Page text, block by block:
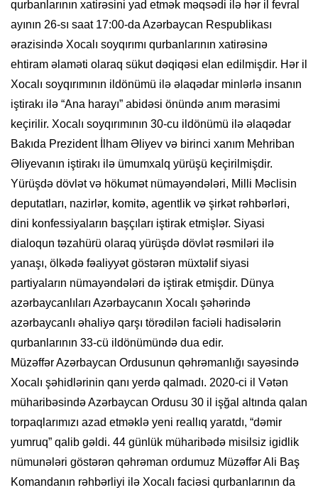
qurbanlarının xatirəsini yad etmək məqsədi ilə hər il fevral
ayının 26-sı saat 17:00-da Azərbaycan Respublikası
ərazisində Xocalı soyqırımı qurbanlarının xatirəsinə
ehtiram əlaməti olaraq sükut dəqiqəsi elan edilmişdir. Hər il
Xocalı soyqırımının ildönümü ilə əlaqədar minlərlə insanın
iştirakı ilə “Ana harayı” abidəsi önündə anım mərasimi
keçirilir. Xocalı soyqırımının 30-cu ildönümü ilə əlaqədar
Bakıda Prezident İlham Əliyev və birinci xanım Mehriban
Əliyevanın iştirakı ilə ümumxalq yürüşü keçirilmişdir.
Yürüşdə dövlət və hökumət nümayəndələri, Milli Məclisin
deputatları, nazirlər, komitə, agentlik və şirkət rəhbərləri,
dini konfessiyaların başçıları iştirak etmişlər. Siyasi
dialoqun təzahürü olaraq yürüşdə dövlət rəsmiləri ilə
yanaşı, ölkədə fəaliyyət göstərən müxtəlif siyasi
partiyaların nümayəndələri də iştirak etmişdir. Dünya
azərbaycanlıları Azərbaycanın Xocalı şəhərində
azərbaycanlı əhaliyə qarşı törədilən faciəli hadisələrin
qurbanlarının 33-cü ildönümündə dua edir.
Müzəffər Azərbaycan Ordusunun qəhrəmanlığı sayəsində
Xocalı şəhidlərinin qanı yerdə qalmadı. 2020-ci il Vətən
müharibəsində Azərbaycan Ordusu 30 il işğal altında qalan
torpaqlarımızı azad etməklə yeni reallıq yaratdı, “dəmir
yumruq” qalib gəldi. 44 günlük müharibədə misilsiz igidlik
nümunələri göstərən qəhrəman ordumuz Müzəffər Ali Baş
Komandanın rəhbərliyi ilə Xocalı faciəsi qurbanlarının da